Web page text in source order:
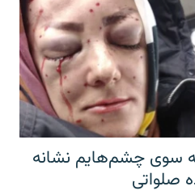
سوی چشم‌هایم نشانه
صلواتی